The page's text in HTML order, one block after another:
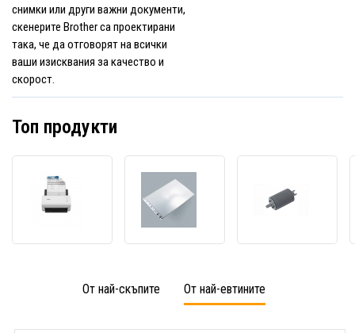
снимки или други важни документи,
скенерите Brother са проектирани
така, че да отговорят на всички
ваши изисквания за качество и
скорост.
Топ продукти
ADS4100TF1
ADS3)
CDS2)
От най-скъпите От най-евтините